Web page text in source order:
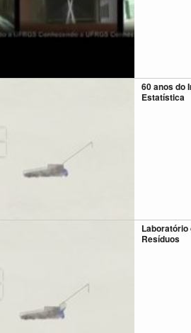
60 anos do
Estatística
Resíduos